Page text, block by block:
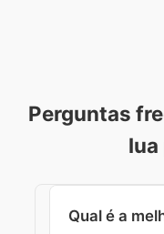
Perguntas
lua
Qual é a